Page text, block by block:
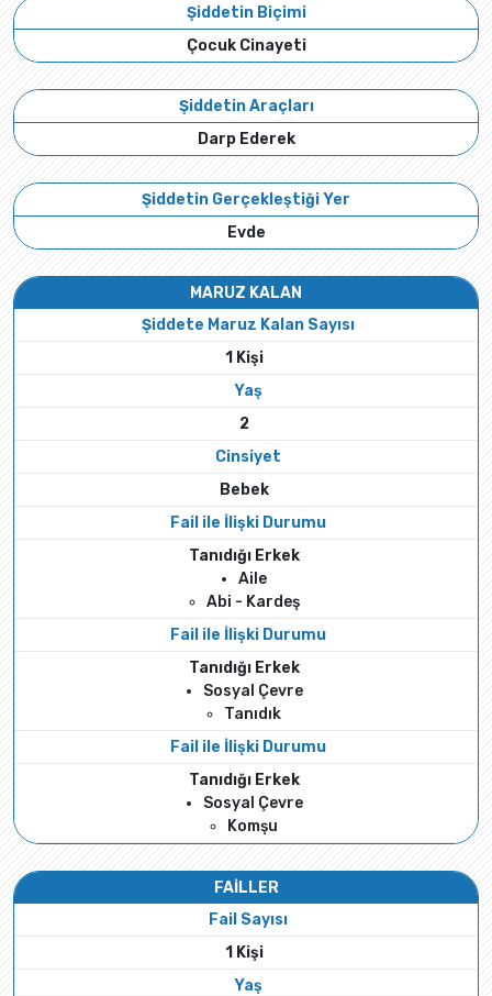
Şiddetin Biçimi
Çocuk Cinayeti
Şiddetin Araçları
Darp Ederek
Şiddetin Gerçekleştiği Yer
Evde
MARUZ KALAN
Şiddete Maruz Kalan Sayısı
1 Kişi
Yaş
2
Cinsiyet
Bebek
Fail ile İlişki Durumu
Tanıdığı Erkek
Aile
Abi - Kardeş
Fail ile İlişki Durumu
Tanıdığı Erkek
Sosyal Çevre
Tanıdık
Fail ile İlişki Durumu
Tanıdığı Erkek
Sosyal Çevre
Komşu
FAİLLER
Fail Sayısı
1 Kişi
Yaş